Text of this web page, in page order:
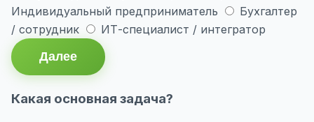
Индивидуальный предприниматель
Бухгалтер
/ сотрудник
ИТ-специалист / интегратор
Далее
Какая основная задача?